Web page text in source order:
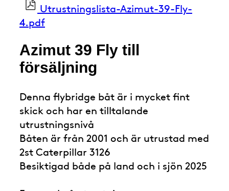
Utrustningslista-Azimut-39-Fly-
4.pdf
Azimut 39 Fly till
försäljning
Denna flybridge båt är i mycket fint
skick och har en tilltalande
utrustningsnivå
Båten är från 2001 och är utrustad med
2st Caterpillar 3126
Besiktigad både på land och i sjön 2025